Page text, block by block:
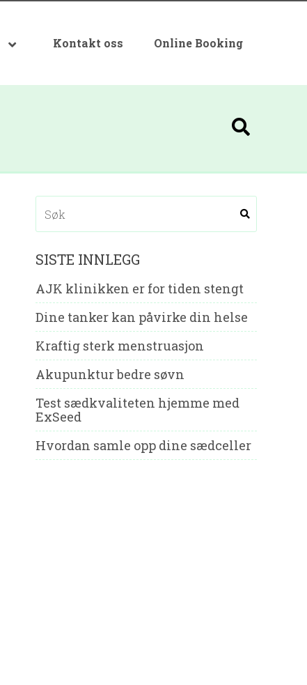
Kontakt oss Online Booking
SISTE INNLEGG
AJK klinikken er for tiden stengt
Dine tanker kan påvirke din helse
Kraftig sterk menstruasjon
Akupunktur bedre søvn
Test sædkvaliteten hjemme med
ExSeed
Hvordan samle opp dine sædceller